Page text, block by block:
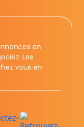
en
Les
vous en